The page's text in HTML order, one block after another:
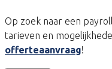
Op zoek naar een
tarieven en
offerteaanvraag!